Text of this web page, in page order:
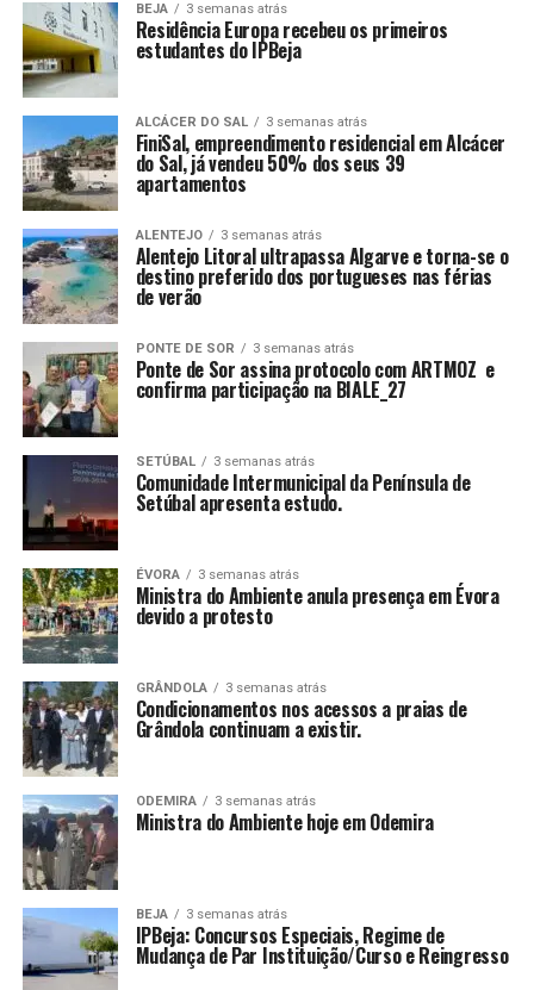
BEJA 3 semanas atrás
Residência Europa recebeu os primeiros
estudantes do IPBeja
ALCÁCER DO SAL 3 semanas atrás
FiniSal, empreendimento residencial em Alcácer
do Sal, já vendeu 50% dos seus 39
apartamentos
ALENTEJO 3 semanas atrás
Alentejo Litoral ultrapassa Algarve e torna-se o
destino preferido dos portugueses nas férias
de verão
PONTE DE SOR 3 semanas atrás
Ponte de Sor assina protocolo com ARTMOZ e
confirma participação na BIALE_27
SETÚBAL 3 semanas atrás
Comunidade Intermunicipal da Península de
Setúbal apresenta estudo.
ÉVORA 3 semanas atrás
Ministra do Ambiente anula presença em Évora
devido a protesto
GRÂNDOLA 3 semanas atrás
Condicionamentos nos acessos a praias de
Grândola continuam a existir.
ODEMIRA 3 semanas atrás
Ministra do Ambiente hoje em Odemira
BEJA 3 semanas atrás
IPBeja: Concursos Especiais, Regime de
Mudança de Par Instituição/Curso e Reingresso